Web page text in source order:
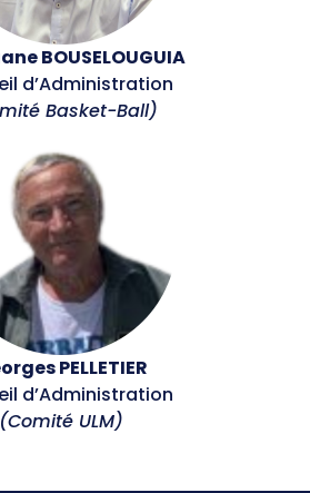
BOUSELOUGUIA
d’Administration
Basket-Ball)
PELLETIER
d’Administration
(Comité ULM)